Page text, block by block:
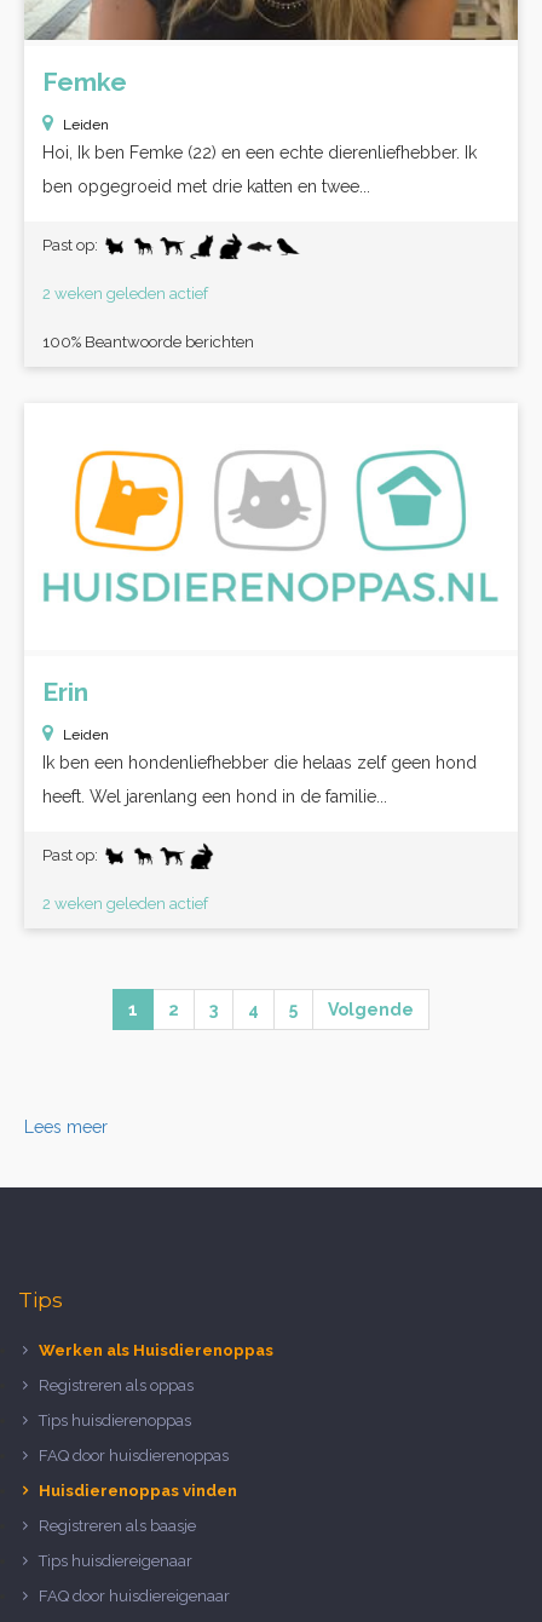
Femke
Leiden
Hoi, Ik ben Femke (22) en een echte dierenliefhebber. Ik
ben opgegroeid met drie katten en twee...
Past op:
2 weken geleden actief
100% Beantwoorde berichten
Erin
Leiden
Ik ben een hondenliefhebber die helaas zelf geen hond
heeft. Wel jarenlang een hond in de familie...
Past op:
2 weken geleden actief
1 2 3 4 5 Volgende
Lees meer
Tips
Werken als Huisdierenoppas
Registreren als oppas
Tips huisdierenoppas
FAQ door huisdierenoppas
Huisdierenoppas vinden
Registreren als baasje
Tips huisdiereigenaar
FAQ door huisdiereigenaar